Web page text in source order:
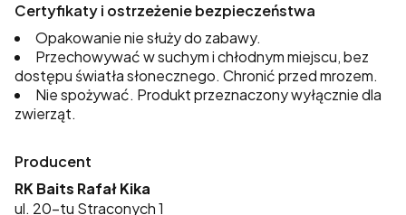
Certyfikaty i ostrzeżenie bezpieczeństwa
Opakowanie nie służy do zabawy.
Przechowywać w suchym i chłodnym miejscu, bez
dostępu światła słonecznego. Chronić przed mrozem.
Nie spożywać. Produkt przeznaczony wyłącznie dla
zwierząt.
Producent
RK Baits Rafał Kika
ul. 20-tu Straconych 1